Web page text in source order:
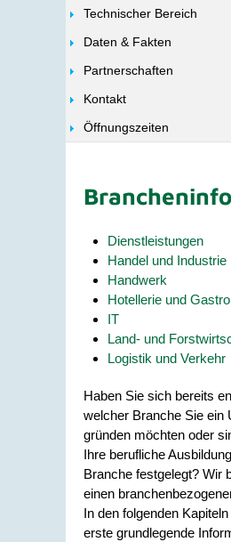
Technischer Bereich
Daten & Fakten
Partnerschaften
Kontakt
Öffnungszeiten
Dienstleistungen
Handel und Industrie
Handwerk
Hotellerie und
IT
Land- und
Logistik und Verkehr
Haben Sie sich bereits
welcher Branche Sie ein
gründen möchten oder
Ihre berufliche
Branche festgelegt? Wir
einen
In den folgenden
erste grundlegende